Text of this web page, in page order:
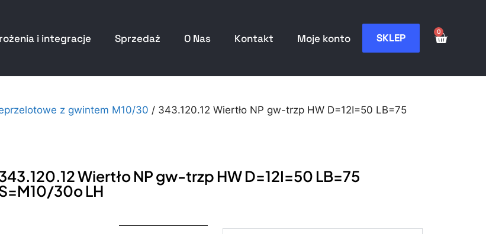
i integracje Sprzedaż O Nas Kontakt Moje konto SKLEP 0
z gwintem M10/30 / 343.120.12 Wiertło NP gw-trzp HW D=12I=50 LB=75
Wiertło NP gw-trzp HW D=12I=50 LB=75
30o LH